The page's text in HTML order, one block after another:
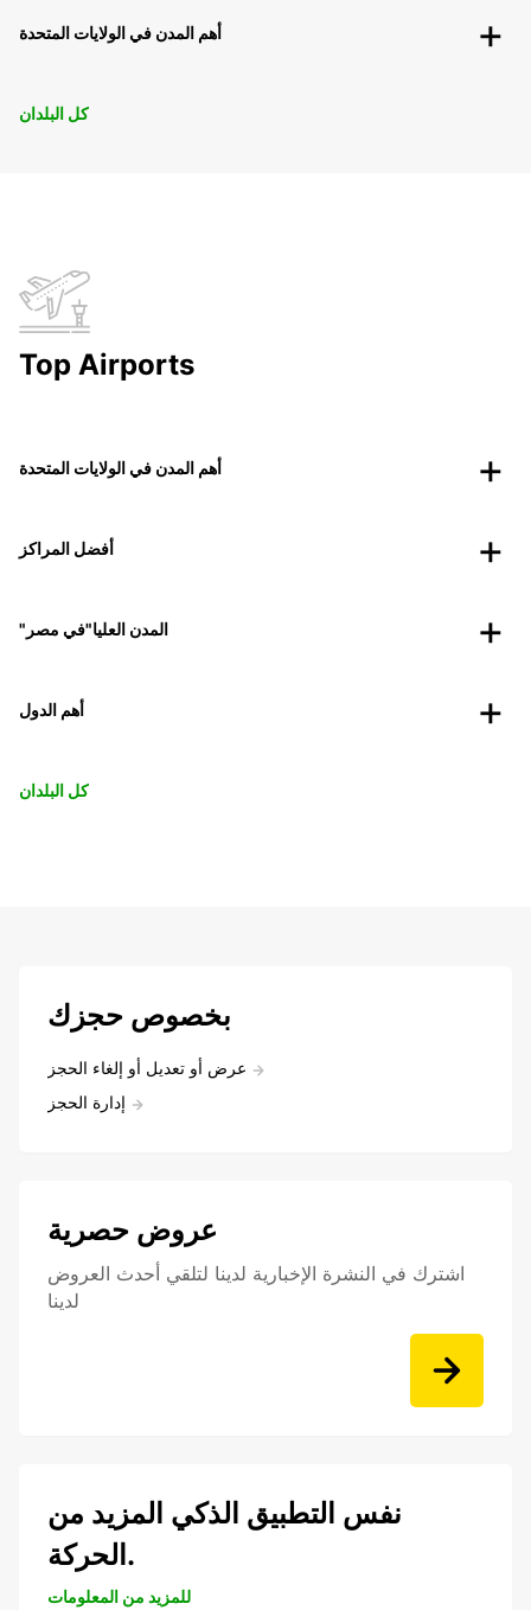
أهم المدن في الولايات المتحدة
كل البلدان
Top Airports
أهم المدن في الولايات المتحدة
أفضل المراكز
"المدن العليا"في مصر
أهم الدول
كل البلدان
بخصوص حجزك
عرض أو تعديل أو إلغاء الحجز
إدارة الحجز
عروض حصرية
اشترك في النشرة الإخبارية لدينا لتلقي أحدث العروض
لدينا
نفس التطبيق الذكي المزيد من
الحركة.
للمزيد من المعلومات